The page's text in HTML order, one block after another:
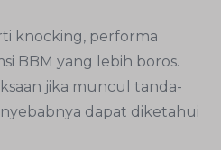
knocking, performa
BBM yang lebih boros.
jika muncul tanda-
dapat diketahui